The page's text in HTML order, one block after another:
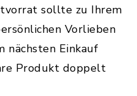
sollte zu Ihrem
Vorlieben
nächsten Einkauf
Produkt doppelt